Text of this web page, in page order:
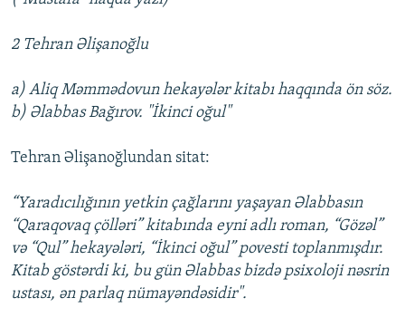
2 Tehran Əlişanoğlu
a) Aliq Məmmədovun hekayələr kitabı haqqında ön söz.
b) Əlabbas Bağırov. "İkinci oğul"
Tehran Əlişanoğlundan sitat:
“Yaradıcılığının yetkin çağlarını yaşayan Əlabbasın
“Qaraqovaq çölləri” kitabında eyni adlı roman, “Gözəl”
və “Qul” hekayələri, “İkinci oğul” povesti toplanmışdır.
Kitab göstərdi ki, bu gün Əlabbas bizdə psixoloji nəsrin
ustası, ən parlaq nümayəndəsidir".